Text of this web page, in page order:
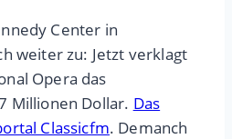
Center in
weiter zu: Jetzt verklagt
Opera das
Millionen Dollar. Das
Classicfm. Demanch